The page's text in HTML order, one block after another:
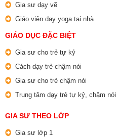
Gia sư dạy vẽ
Giáo viên dạy yoga tại nhà
GIÁO DỤC ĐẶC BIỆT
Gia sư cho trẻ tự kỷ
Cách dạy trẻ chậm nói
Gia sư cho trẻ chậm nói
Trung tâm dạy trẻ tự kỷ, chậm nói
GIA SƯ THEO LỚP
Gia sư lớp 1